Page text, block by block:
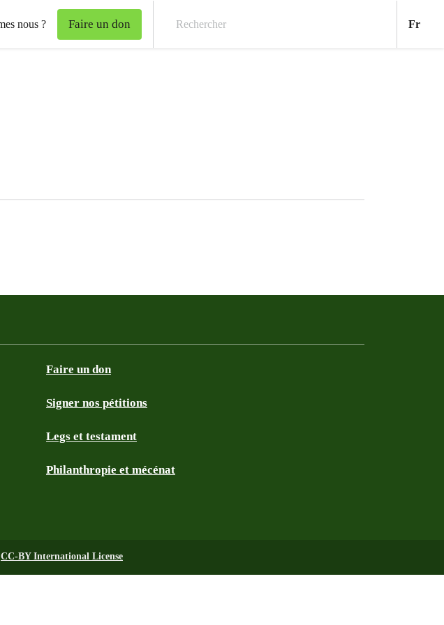
nous ? Faire un don Fr
Faire un don
Signer nos pétitions
Legs et testament
Philanthropie et mécénat
CC-BY International License